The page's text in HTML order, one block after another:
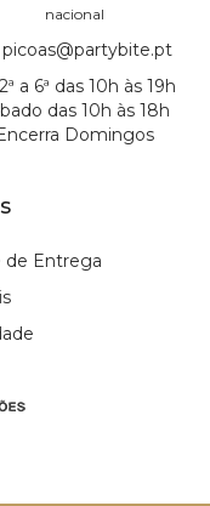
nacional
picoas@partybite.pt
2ª a 6ª das 10h às 19h
das 10h às 18h
Domingos
Entrega